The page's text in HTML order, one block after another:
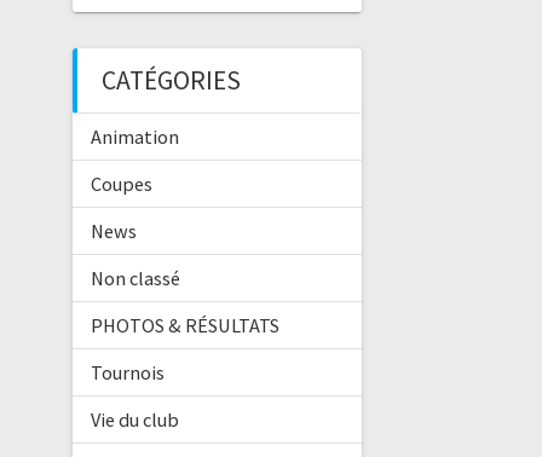
CATÉGORIES
Animation
Coupes
News
Non classé
PHOTOS & RÉSULTATS
Tournois
Vie du club